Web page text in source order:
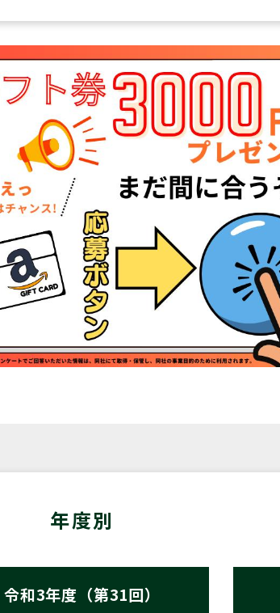
年度別
令和3年度（第31回）